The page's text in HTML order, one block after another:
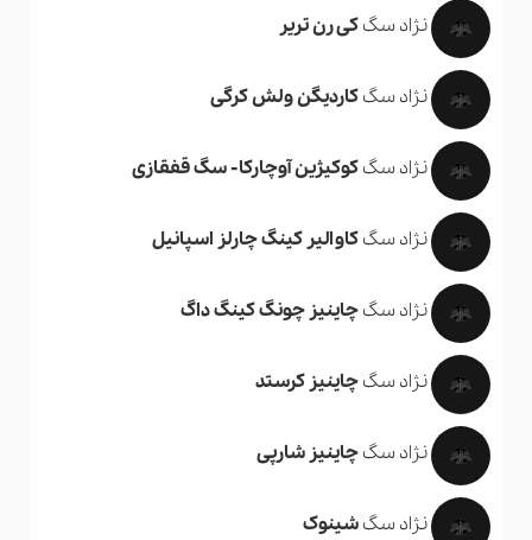
نژاد سگکی رن تریر
نژاد سگکاردیگن ولش کرگی
نژاد سگکوکیژین آوچارکا- سگ قفقازی
نژاد سگکاوالیر کینگ چارلز اسپانیل
نژاد سگچاینیز چونگ کینگ داگ
نژاد سگچاینیز کرستد
نژاد سگچاینیز شارپی
نژاد سگشینوک